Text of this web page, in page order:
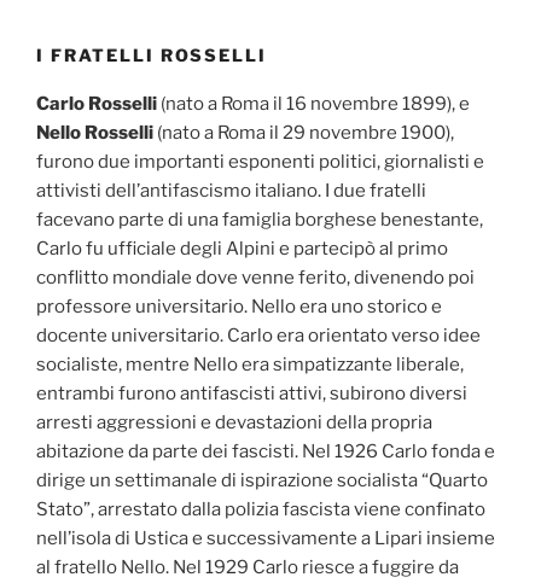
I FRATELLI ROSSELLI
Carlo Rosselli (nato a Roma il 16 novembre 1899), e
Nello Rosselli (nato a Roma il 29 novembre 1900),
furono due importanti esponenti politici, giornalisti e
attivisti dell’antifascismo italiano. I due fratelli
facevano parte di una famiglia borghese benestante,
Carlo fu ufficiale degli Alpini e partecipò al primo
conflitto mondiale dove venne ferito, divenendo poi
professore universitario. Nello era uno storico e
docente universitario. Carlo era orientato verso idee
socialiste, mentre Nello era simpatizzante liberale,
entrambi furono antifascisti attivi, subirono diversi
arresti aggressioni e devastazioni della propria
abitazione da parte dei fascisti. Nel 1926 Carlo fonda e
dirige un settimanale di ispirazione socialista “Quarto
Stato”, arrestato dalla polizia fascista viene confinato
nell’isola di Ustica e successivamente a Lipari insieme
al fratello Nello. Nel 1929 Carlo riesce a fuggire da